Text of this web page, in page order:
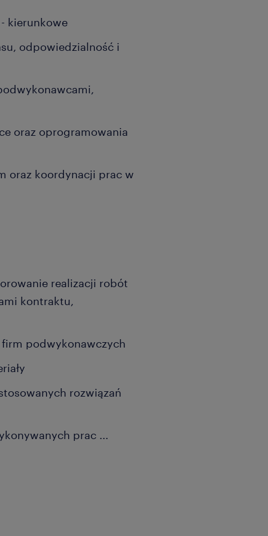
kierunkowe
odpowiedzialność i
oraz oprogramowania
oraz koordynacji prac w
realizacji robót
kontraktu,
podwykonawczych
rozwiązań
prac ...